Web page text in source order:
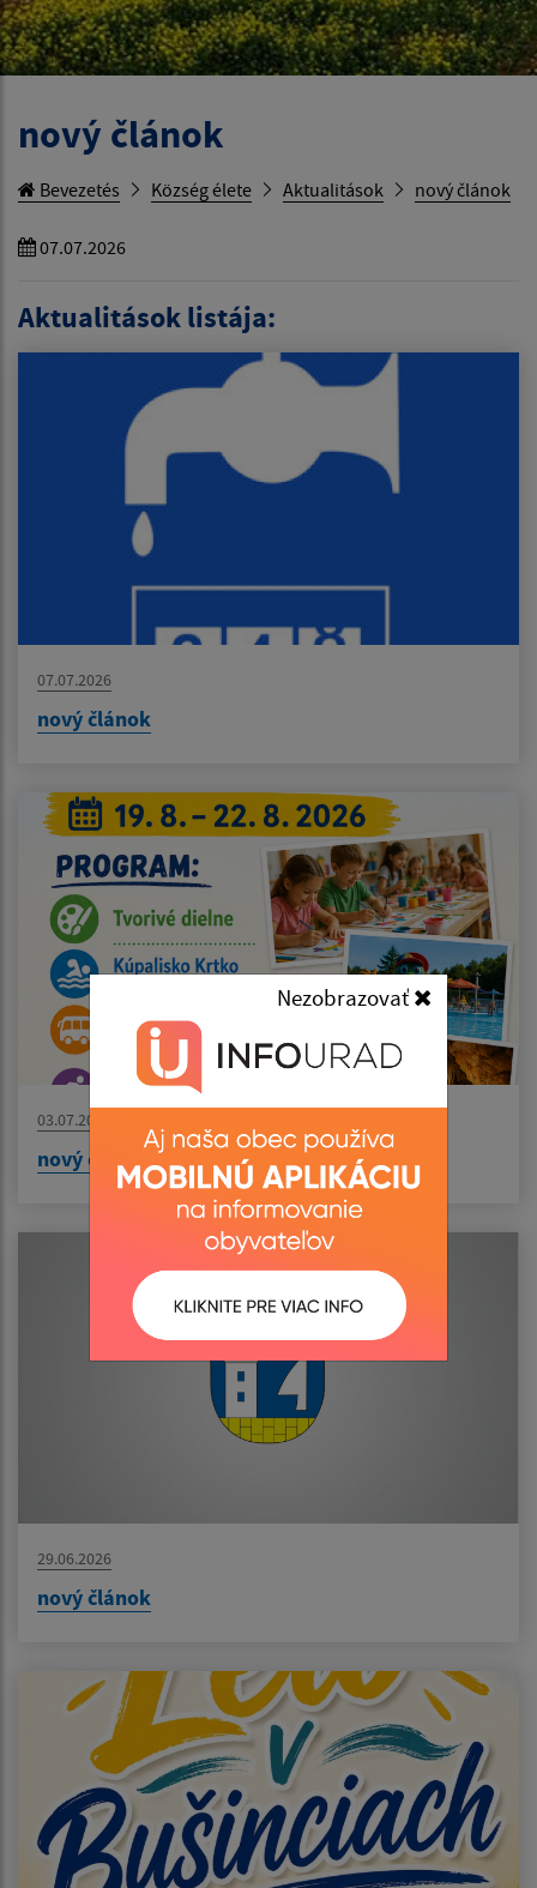
Nezobrazovať
nový článok
Bevezetés Község élete Aktualitások nový článok
07.07.2026
Aktualitások listája:
07.07.2026
nový článok
03.07.2026
nový článok
29.06.2026
nový článok